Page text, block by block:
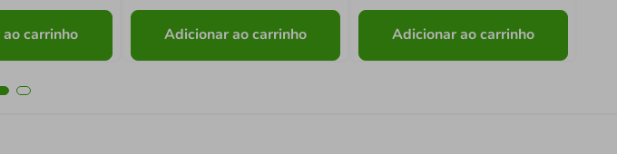
carrinho Adicionar ao carrinho Adicionar ao carrinho